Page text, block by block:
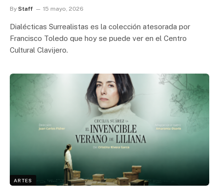
By Staff 15 mayo, 2026
Dialécticas Surrealistas es la colección atesorada por
Francisco Toledo que hoy se puede ver en el Centro
Cultural Clavijero.
ARTES